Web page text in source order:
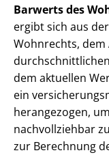
Barwerts des
ergibt sich aus
Wohnrechts,
dem aktuellen
ein
herangezogen,
nachvollziehbar
zur Berechnung